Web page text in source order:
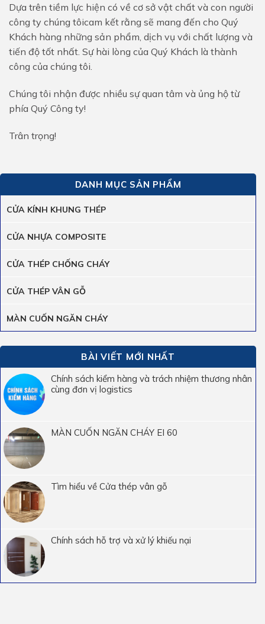
Dựa trên tiềm lực hiện có về cơ sở vật chất và con người
công ty chúng tôicam kết rằng sẽ mang đến cho Quý
Khách hàng những sản phẩm, dịch vụ với chất lượng và
tiến độ tốt nhất. Sự hài lòng của Quý Khách là thành
công của chúng tôi.
Chúng tôi nhận được nhiều sự quan tâm và ủng hộ từ
phía Quý Công ty!
Trân trọng!
DANH MỤC SẢN PHẨM
CỬA KÍNH KHUNG THÉP
CỬA NHỰA COMPOSITE
CỬA THÉP CHỐNG CHÁY
CỬA THÉP VÂN GỖ
MÀN CUỐN NGĂN CHÁY
BÀI VIẾT MỚI NHẤT
Chính sách kiểm hàng và trách nhiệm thương nhân
cùng đơn vị logistics
MÀN CUỐN NGĂN CHÁY EI 60
Tìm hiểu về Cửa thép vân gỗ
Chính sách hỗ trợ và xử lý khiếu nại